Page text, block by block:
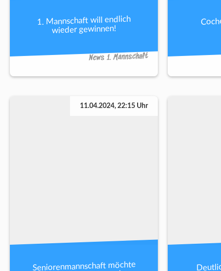
1. Mannschaft will endlich
wieder gewinnen!
News 1. Mannschaft
11.04.2024, 22:15 Uhr
Seniorenmannschaft möchte